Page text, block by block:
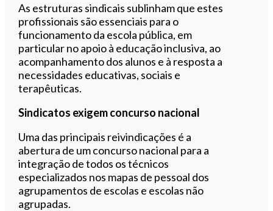
As estruturas sindicais sublinham que estes
profissionais são essenciais para o
funcionamento da escola pública, em
particular no apoio à educação inclusiva, ao
acompanhamento dos alunos e à resposta a
necessidades educativas, sociais e
terapêuticas.
Sindicatos exigem concurso nacional
Uma das principais reivindicações é a
abertura de um concurso nacional para a
integração de todos os técnicos
especializados nos mapas de pessoal dos
agrupamentos de escolas e escolas não
agrupadas.